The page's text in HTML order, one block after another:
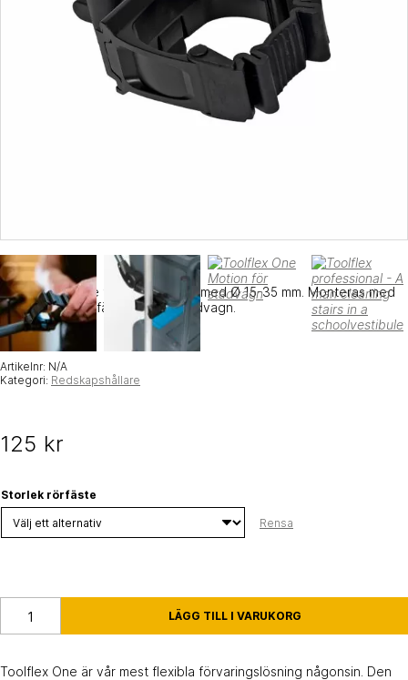
Redskapshållare för alla redskap med Ø 15-35 mm. Monteras med
medföljande rörfäste på t ex städvagn.
Artikelnr: N/A
Kategori: Redskapshållare
125 kr
Storlek rörfäste
Rensa
LÄGG TILL I VARUKORG
Toolflex One är vår mest flexibla förvaringslösning någonsin. Den